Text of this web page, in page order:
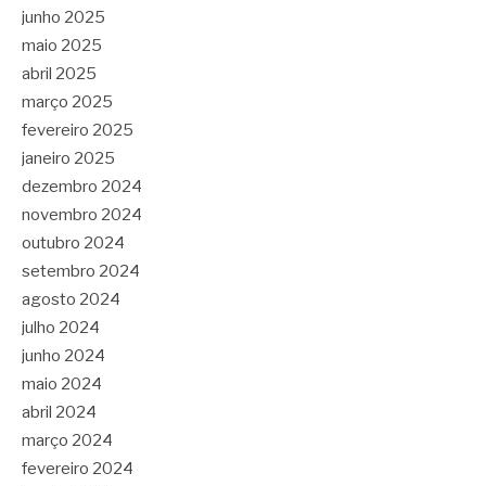
junho 2025
maio 2025
abril 2025
março 2025
fevereiro 2025
janeiro 2025
dezembro 2024
novembro 2024
outubro 2024
setembro 2024
agosto 2024
julho 2024
junho 2024
maio 2024
abril 2024
março 2024
fevereiro 2024